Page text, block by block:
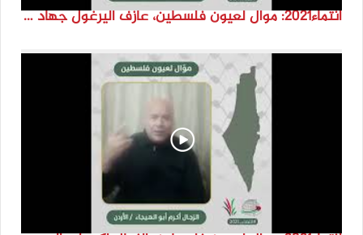
انتماء2021: موال لعيون فلسطين، عازف اليرغول جهاد أبو سند، الكويت